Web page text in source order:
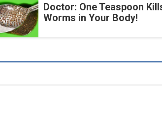
Doctor: One Teaspoon
Worms in Your Body!